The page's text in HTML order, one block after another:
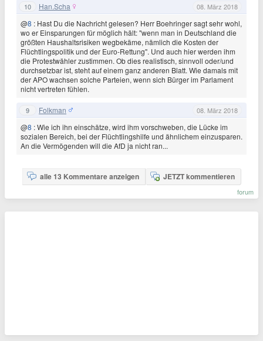
10 Han.Scha 08. März 2018
@8 : Hast Du die Nachricht gelesen? Herr Boehringer sagt sehr wohl,
wo er Einsparungen für möglich hält: "wenn man in Deutschland die
größten Haushaltsrisiken wegbekäme, nämlich die Kosten der
Flüchtlingspolitik und der Euro-Rettung". Und auch hier werden ihm
die Protestwähler zustimmen. Ob dies realistisch, sinnvoll oder/und
durchsetzbar ist, steht auf einem ganz anderen Blatt. Wie damals mit
der APO wachsen solche Parteien, wenn sich Bürger im Parlament
nicht vertreten fühlen.
9 Folkman 08. März 2018
@8 : Wie ich ihn einschätze, wird ihm vorschweben, die Lücke im
sozialen Bereich, bei der Flüchtlingshilfe und ähnlichem einzusparen.
An die Vermögenden will die AfD ja nicht ran...
alle 13 Kommentare anzeigen JETZT kommentieren
forum